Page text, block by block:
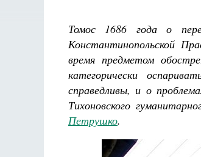
Томос 1686 года о
Константинопольской
время предметом
категорически
справедливы, и о
Тихоновского
Петрушко.